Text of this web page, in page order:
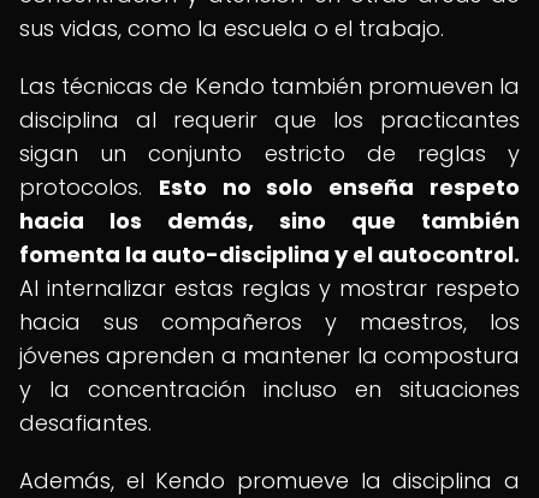
sus vidas, como la escuela o el trabajo.
Las técnicas de Kendo también promueven la
disciplina al requerir que los practicantes
sigan un conjunto estricto de reglas y
protocolos. Esto no solo enseña respeto
hacia los demás, sino que también
fomenta la auto-disciplina y el autocontrol.
Al internalizar estas reglas y mostrar respeto
hacia sus compañeros y maestros, los
jóvenes aprenden a mantener la compostura
y la concentración incluso en situaciones
desafiantes.
Además, el Kendo promueve la disciplina a